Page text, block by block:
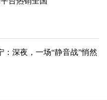
：深夜，一场“静音战”悄然